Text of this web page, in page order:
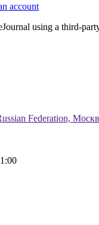
account
using a third-
Federation,